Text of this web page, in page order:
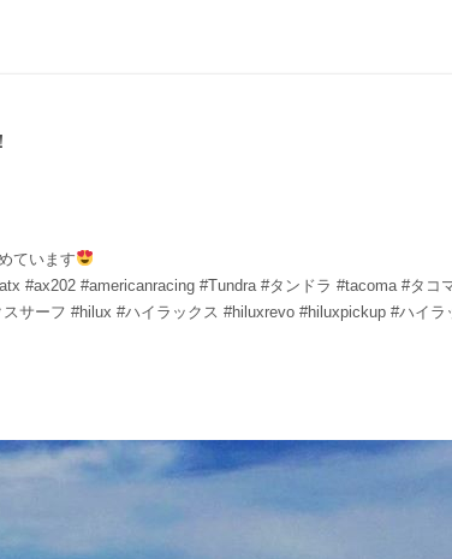
ています
#ax202 #americanracing #Tundra #タンドラ #tacoma #タコ
サーフ #hilux #ハイラックス #hiluxrevo #hiluxpickup #ハイラ